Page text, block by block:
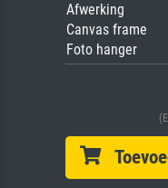
Afwerking
Canvas frame
Foto hanger